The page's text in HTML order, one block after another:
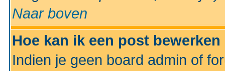
Naar boven
Hoe kan ik een post
Indien je geen board admin of